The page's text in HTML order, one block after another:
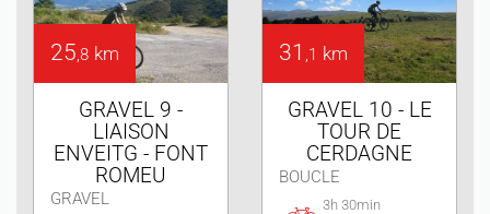
25,8 km
GRAVEL 9 -
LIAISON
ENVEITG - FONT
ROMEU
GRAVEL
31 ,1 km
GRAVEL 10 - LE
TOUR DE
CERDAGNE
BOUCLE
3h 30min